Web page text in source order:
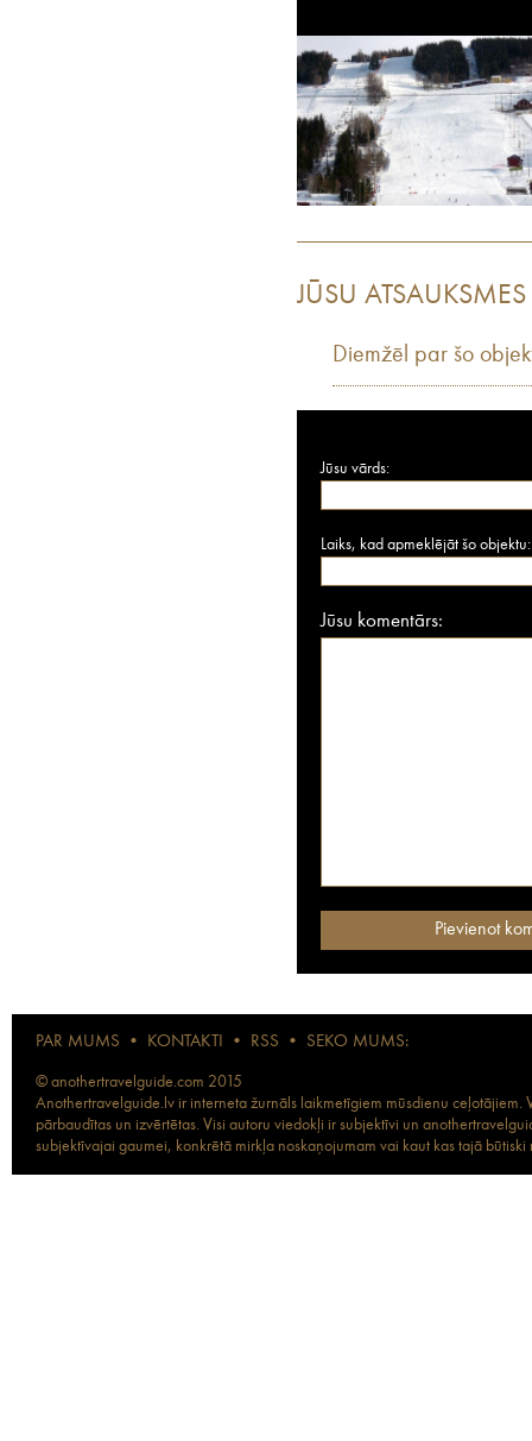
JŪSU ATSAUKSMES
Diemžēl par šo
Jūsu vārds:
Laiks, kad apmeklējāt šo objektu:
Jūsu komentārs:
PAR MUMS • KONTAKTI • RSS • SEKO MUMS:
© anothertravelguide.com 2015
Anothertravelguide.lv ir interneta žurnāls laikmetīgiem mūsdienu
pārbaudītas un izvērtētas. Visi autoru viedokļi ir subjektīvi un
subjektīvajai gaumei, konkrētā mirkļa noskaņojumam vai kaut kas tajā